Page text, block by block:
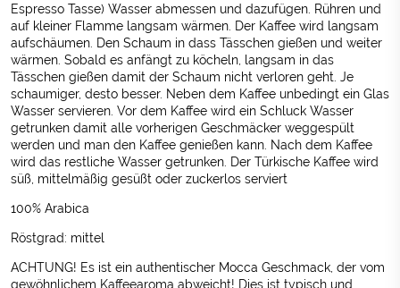
Espresso Tasse) Wasser abmessen und dazufügen. Rühren und
auf kleiner Flamme langsam wärmen. Der Kaffee wird langsam
aufschäumen. Den Schaum in dass Tässchen gießen und weiter
wärmen. Sobald es anfängt zu köcheln, langsam in das
Tässchen gießen damit der Schaum nicht verloren geht. Je
schaumiger, desto besser. Neben dem Kaffee unbedingt ein Glas
Wasser servieren. Vor dem Kaffee wird ein Schluck Wasser
getrunken damit alle vorherigen Geschmäcker weggespült
werden und man den Kaffee genießen kann. Nach dem Kaffee
wird das restliche Wasser getrunken. Der Türkische Kaffee wird
süß, mittelmäßig gesüßt oder zuckerlos serviert
100% Arabica
Röstgrad: mittel
ACHTUNG! Es ist ein authentischer Mocca Geschmack, der vom
gewöhnlichem Kaffeearoma abweicht! Dies ist typisch und